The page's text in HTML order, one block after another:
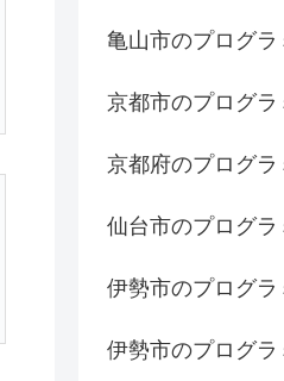
亀山市のプログラ
京都市のプログ
京都府のプログ
仙台市のプログ
伊勢市のプログ
伊勢市のプログラ